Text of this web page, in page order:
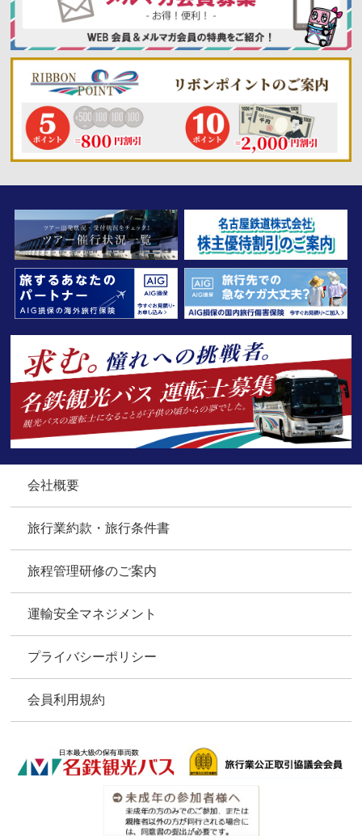
会社概要
旅行業約款・旅行条件書
旅程管理研修のご案内
運輸安全マネジメント
プライバシーポリシー
会員利用規約